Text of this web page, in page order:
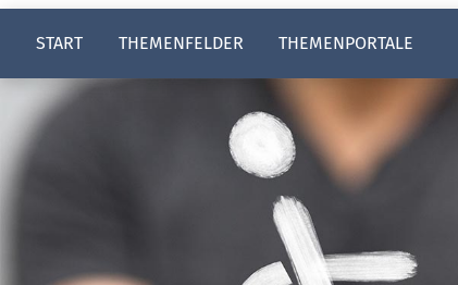
START THEMENFELDER THEMENPORTALE